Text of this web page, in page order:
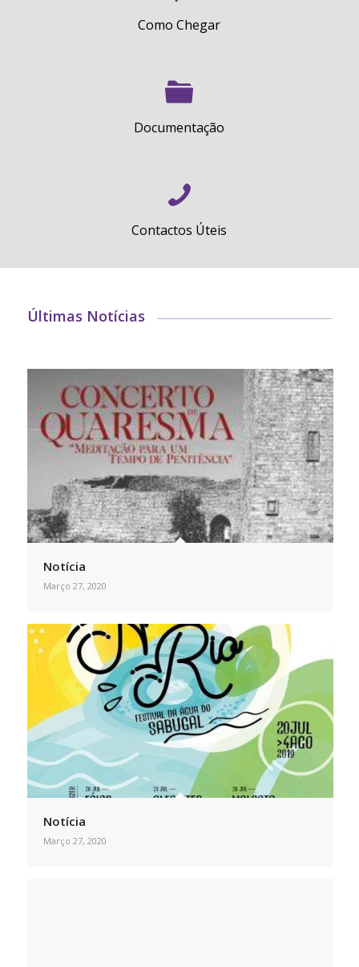
Como Chegar
Documentação
Contactos Úteis
Últimas Notícias
Notícia
Março 27, 2020
Notícia
Março 27, 2020